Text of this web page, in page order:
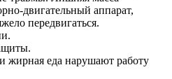
двигательный аппарат,
передвигаться.
жирная еда нарушают работу